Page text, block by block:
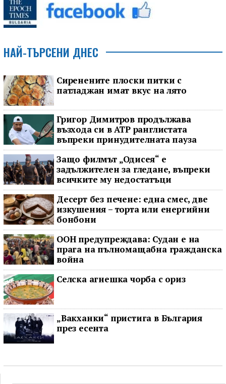
НАЙ-ТЪРСЕНИ ДНЕС
Сиренените плоски питки с
патладжан имат вкус на лято
Григор Димитров продължава
възхода си в ATP ранглистата
въпреки принудителната пауза
Защо филмът „Одисея“ е
задължителен за гледане, въпреки
всичките му недостатъци
Десерт без печене: една смес, две
изкушения – торта или енергийни
бонбони
ООН предупреждава: Судан е на
прага на пълномащабна гражданска
война
Селска агнешка чорба с ориз
„Вакханки“ пристига в България
през есента